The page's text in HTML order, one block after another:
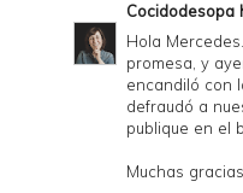
Cocidodesopa
Hola
promesa, y
encandiló con
defraudó a
publique en el
Muchas